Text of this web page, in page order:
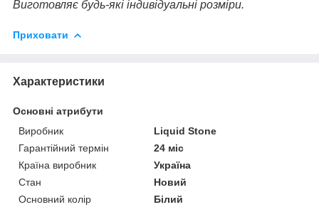
Виготовляє будь-які індивідуальні розміри.
Приховати
Характеристики
Основні атрибути
Виробник
Liquid Stone
Гарантійний термін
24 міс
Країна виробник
Україна
Стан
Новий
Основний колір
Білий